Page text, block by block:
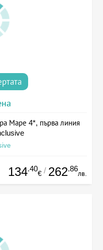
Маре 4*, първа линия
134.40
€ / 262.86
лв.